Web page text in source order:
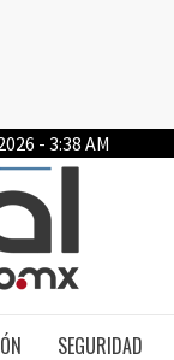
- 3:38 AM
SEGURIDAD